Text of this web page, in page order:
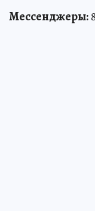
Мессенджеры: